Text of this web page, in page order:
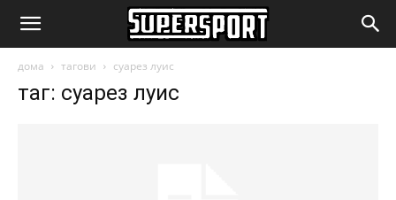
SuperSport.mk
дома тагови суарез луис
таг: суарез луис